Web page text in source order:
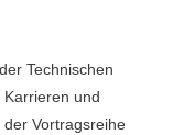
Technischen
und
der Vortragsreihe